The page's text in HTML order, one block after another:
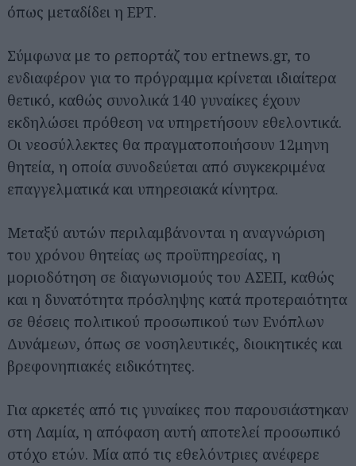
όπως μεταδίδει η ΕΡΤ.
Σύμφωνα με το ρεπορτάζ του ertnews.gr, το
ενδιαφέρον για το πρόγραμμα κρίνεται ιδιαίτερα
θετικό, καθώς συνολικά 140 γυναίκες έχουν
εκδηλώσει πρόθεση να υπηρετήσουν εθελοντικά.
Οι νεοσύλλεκτες θα πραγματοποιήσουν 12μηνη
θητεία, η οποία συνοδεύεται από συγκεκριμένα
επαγγελματικά και υπηρεσιακά κίνητρα.
Μεταξύ αυτών περιλαμβάνονται η αναγνώριση
του χρόνου θητείας ως προϋπηρεσίας, η
μοριοδότηση σε διαγωνισμούς του ΑΣΕΠ, καθώς
και η δυνατότητα πρόσληψης κατά προτεραιότητα
σε θέσεις πολιτικού προσωπικού των Ενόπλων
Δυνάμεων, όπως σε νοσηλευτικές, διοικητικές και
βρεφονηπιακές ειδικότητες.
Για αρκετές από τις γυναίκες που παρουσιάστηκαν
στη Λαμία, η απόφαση αυτή αποτελεί προσωπικό
στόχο ετών. Μία από τις εθελόντριες ανέφερε